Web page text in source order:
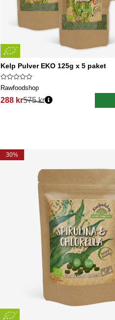
Kelp Pulver EKO 125g x 5 paket
Rawfoodshop
288 kr575 kr
30%